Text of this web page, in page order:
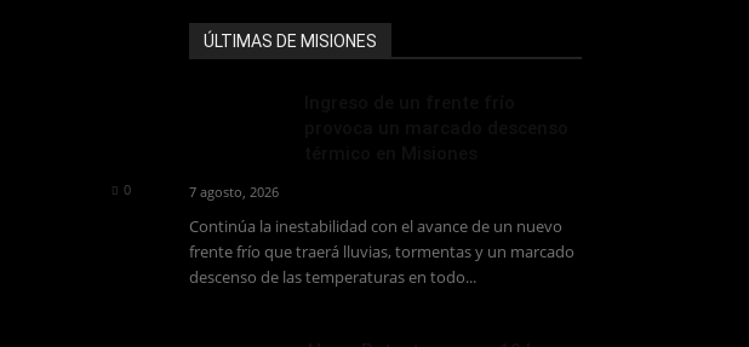
0
ÚLTIMAS DE MISIONES
7 agosto, 2026
Continúa la inestabilidad con el avance de un nuevo
frente frío que traerá lluvias, tormentas y un marcado
descenso de las temperaturas en todo...